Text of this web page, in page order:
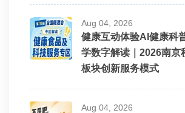
Aug 04, 2026
健康互动体验AI健康科
学数字解读｜2026南京
板块创新服务模式
Aug 04, 2026